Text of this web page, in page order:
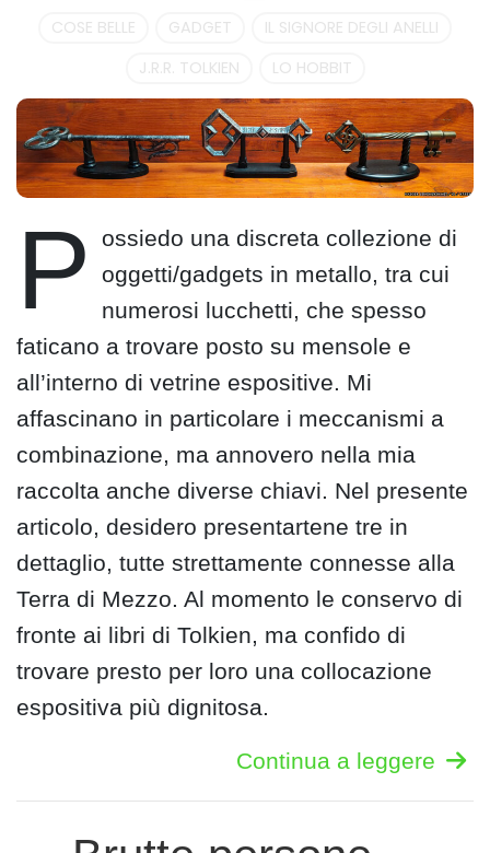
COSE BELLE GADGET
IL SIGNORE DEGLI ANELLI
J.R.R. TOLKIEN
LO HOBBIT
P
ossiedo una discreta collezione di
oggetti/gadgets in metallo, tra cui
numerosi lucchetti, che spesso
faticano a trovare posto su mensole e
all’interno di vetrine espositive. Mi
affascinano in particolare i meccanismi a
combinazione, ma annovero nella mia
raccolta anche diverse chiavi. Nel presente
articolo, desidero presentartene tre in
dettaglio, tutte strettamente connesse alla
Terra di Mezzo. Al momento le conservo di
fronte ai libri di Tolkien, ma confido di
trovare presto per loro una collocazione
espositiva più dignitosa.
Continua a leggere